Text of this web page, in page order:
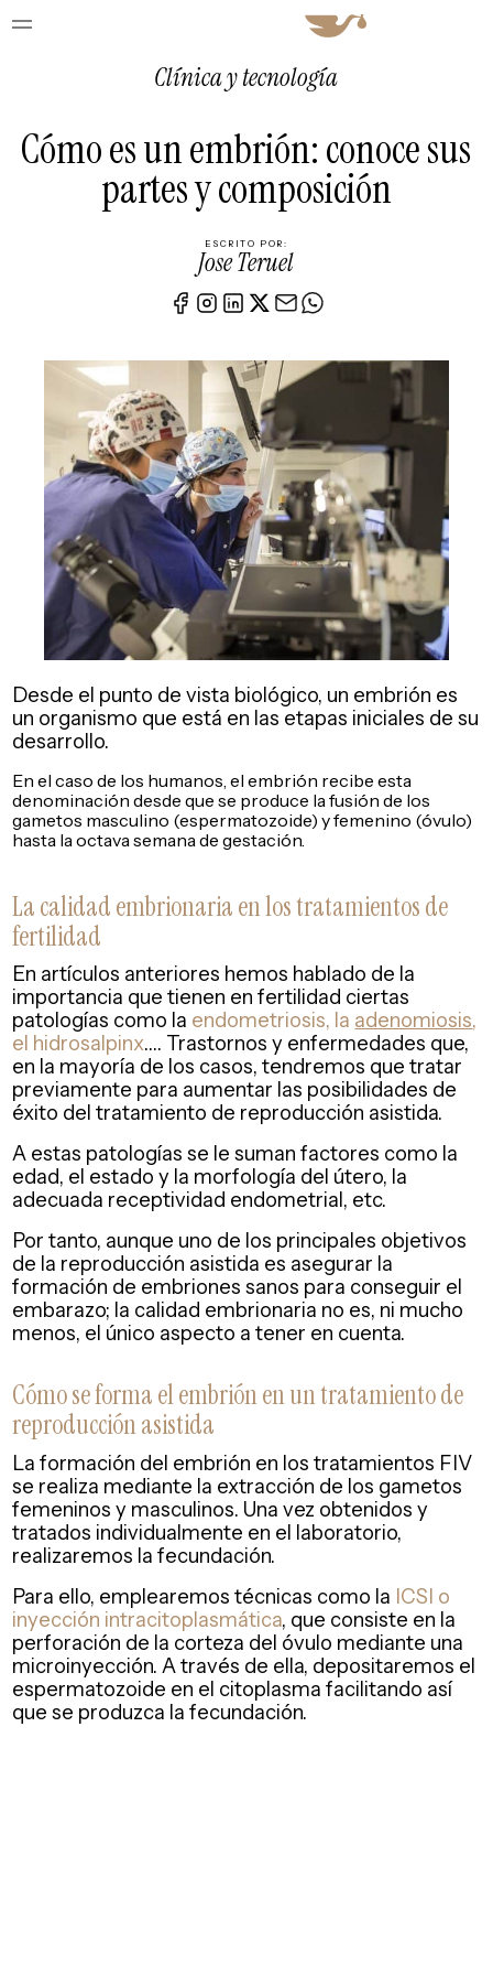
Clínica y tecnología
Cómo es un embrión: conoce sus
partes y composición
ESCRITO POR:
Jose Teruel
Desde el punto de vista biológico, un embrión es
un organismo que está en las etapas iniciales de su
desarrollo.
En el caso de los humanos, el embrión recibe esta
denominación desde que se produce la fusión de los
gametos masculino (espermatozoide) y femenino (óvulo)
hasta la octava semana de gestación.
La calidad embrionaria en los tratamientos de
fertilidad
En artículos anteriores hemos hablado de la
importancia que tienen en fertilidad ciertas
patologías como la endometriosis, la adenomiosis,
el hidrosalpinx…. Trastornos y enfermedades que,
en la mayoría de los casos, tendremos que tratar
previamente para aumentar las posibilidades de
éxito del tratamiento de reproducción asistida.
A estas patologías se le suman factores como la
edad, el estado y la morfología del útero, la
adecuada receptividad endometrial, etc.
Por tanto, aunque uno de los principales objetivos
de la reproducción asistida es asegurar la
formación de embriones sanos para conseguir el
embarazo; la calidad embrionaria no es, ni mucho
menos, el único aspecto a tener en cuenta.
Cómo se forma el embrión en un tratamiento de
reproducción asistida
La formación del embrión en los tratamientos FIV
se realiza mediante la extracción de los gametos
femeninos y masculinos. Una vez obtenidos y
tratados individualmente en el laboratorio,
realizaremos la fecundación.
Para ello, emplearemos técnicas como la ICSI o
inyección intracitoplasmática, que consiste en la
perforación de la corteza del óvulo mediante una
microinyección. A través de ella, depositaremos el
espermatozoide en el citoplasma facilitando así
que se produzca la fecundación.